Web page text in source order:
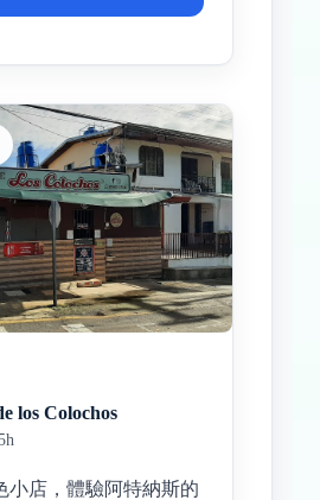
los Colochos
小店，體驗阿特納斯的